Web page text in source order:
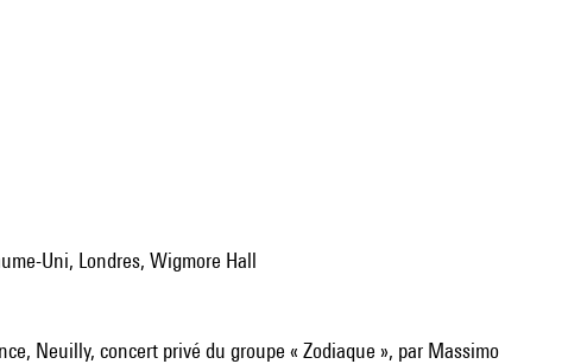
Uni, Londres, Wigmore Hall
Neuilly, concert privé du groupe « Zodiaque », par Massimo